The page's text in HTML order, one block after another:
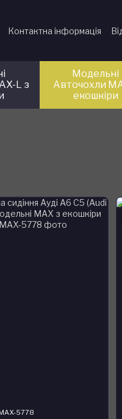
Контактна інформація
L з
Модельні
Авточохли
екошкіри
5778